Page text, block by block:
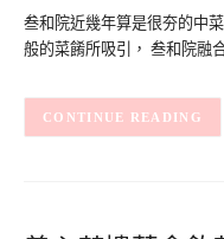
叁和院近幾年算是很夯的中
般的菜餚所吸引， 叁和院融
CONTINUE READING